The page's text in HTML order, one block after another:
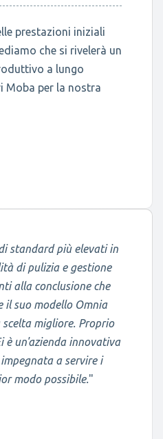
prestazioni iniziali
che si rivelerà un
a lungo
Moba per la nostra
standard più elevati in
di pulizia e gestione
alla conclusione che
il suo modello Omnia
migliore. Proprio
è un'azienda innovativa
a servire i
modo possibile."